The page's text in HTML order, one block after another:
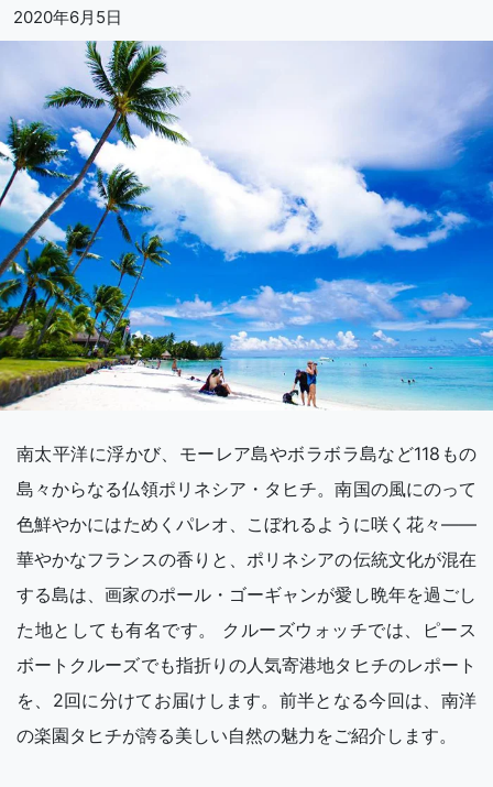
2020年6月5日
南太平洋に浮かび、モーレア島やボラボラ島など118もの
島々からなる仏領ポリネシア・タヒチ。南国の風にのって
色鮮やかにはためくパレオ、こぼれるように咲く花々――
華やかなフランスの香りと、ポリネシアの伝統文化が混在
する島は、画家のポール・ゴーギャンが愛し晩年を過ごし
た地としても有名です。 クルーズウォッチでは、ピース
ボートクルーズでも指折りの人気寄港地タヒチのレポート
を、2回に分けてお届けします。前半となる今回は、南洋
の楽園タヒチが誇る美しい自然の魅力をご紹介します。